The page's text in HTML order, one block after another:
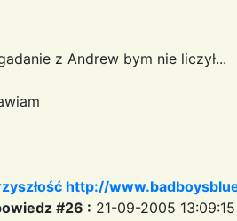
z Andrew bym nie liczył...
http://
#26 : 21-09-2005